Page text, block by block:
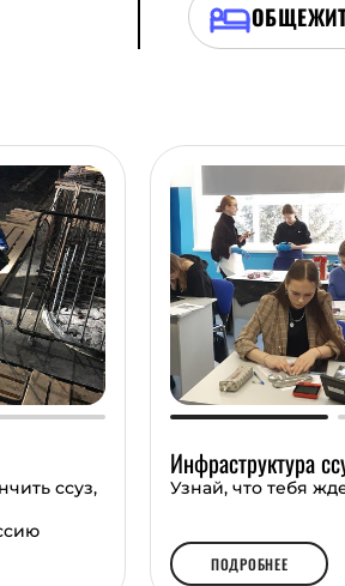
запросов
ссуз,
Инфраструктура
Узнай, что тебя
ПОДРОБНЕЕ